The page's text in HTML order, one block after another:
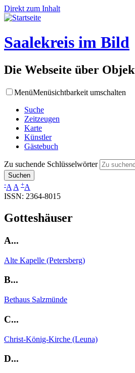
Direkt zum Inhalt
Saalekreis im Bild
Die Webseite über
MenüMenüsichtbarkeit umschalten
Suche
Zeitzeugen
Karte
Künstler
Gästebuch
Zu suchende Schlüsselwörter
-A A +A
ISSN: 2364-8015
Gotteshäuser
A...
Alte Kapelle (Petersberg)
B...
Bethaus Salzmünde
C...
Christ-König-Kirche (Leuna)
D...